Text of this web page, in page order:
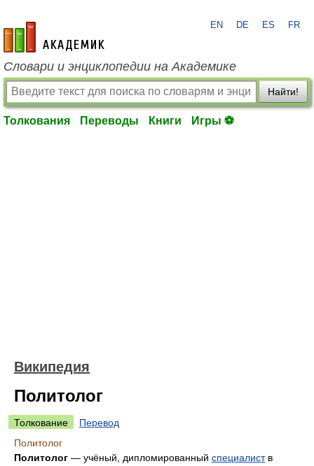
academic.ru
EN DE ES FR
Словари и энциклопедии на Академике
Найти!
Толкования Переводы Книги Игры ⚽
Википедия
Политолог
Толкование
Перевод
Политолог
Политолог — учёный, дипломированный специалиств